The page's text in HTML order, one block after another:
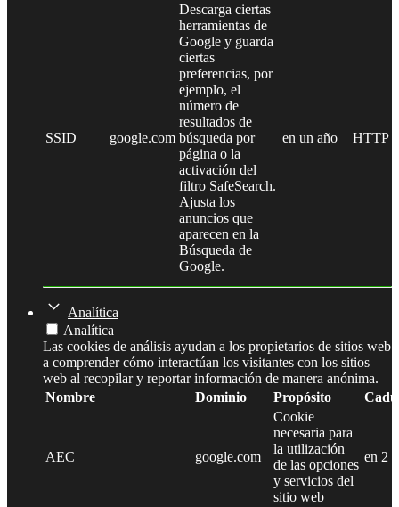
SSID google.com
Descarga ciertas
herramientas de
Google y guarda
ciertas
preferencias, por
ejemplo, el
número de
resultados de
búsqueda por
página o la
activación del
filtro SafeSearch.
Ajusta los
anuncios que
aparecen en la
Búsqueda de
Google.
en un año HTTP
Analítica
Analítica
Las cookies de análisis ayudan a los propietarios de sitios web
a comprender cómo interactúan los visitantes con los sitios
web al recopilar y reportar información de manera anónima.
Nombre
Dominio Propósito
AEC google.com
Cookie
necesaria para
la utilización
de las opciones
y servicios del
sitio web
en 2